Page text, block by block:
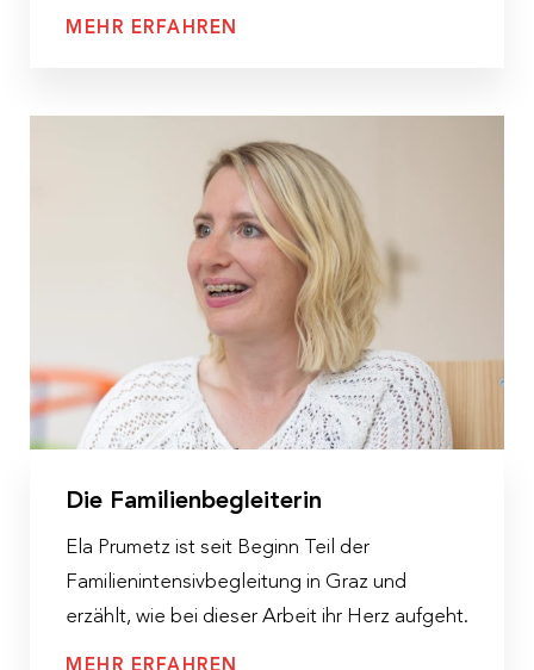
MEHR ERFAHREN
Die Familienbegleiterin
Ela Prumetz ist seit Beginn Teil der
Familienintensivbegleitung in Graz und
erzählt, wie bei dieser Arbeit ihr Herz aufgeht.